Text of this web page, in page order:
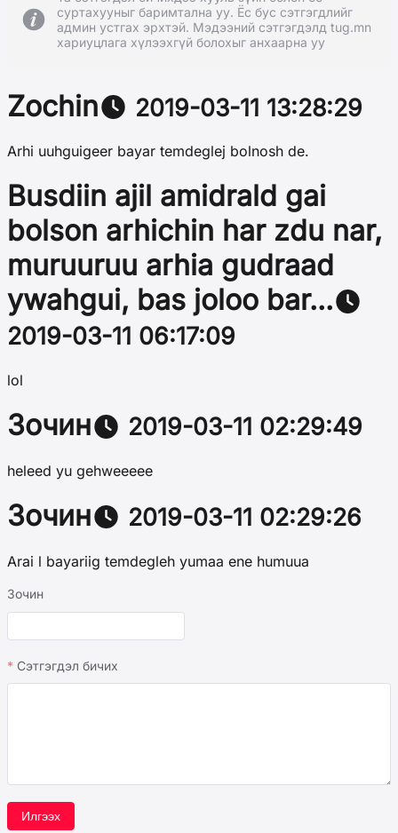
суртахууныг баримтална уу. Ёс бус сэтгэгдлийг
админ устгах эрхтэй. Мэдээний сэтгэгдэлд tug.mn
хариуцлага хүлээхгүй болохыг анхаарна уу
Zochin 2019-03-11 13:28:29
Arhi uuhguigeer bayar temdeglej bolnosh de.
Busdiin ajil amidrald gai
bolson arhichin har zdu nar,
muruuruu arhia gudraad
ywahgui, bas joloo bar...
2019-03-11 06:17:09
lol
Зочин 2019-03-11 02:29:49
heleed yu gehweeeee
Зочин 2019-03-11 02:29:26
Arai l bayariig temdegleh yumaa ene humuua
Зочин
Сэтгэгдэл бичих
Илгээх